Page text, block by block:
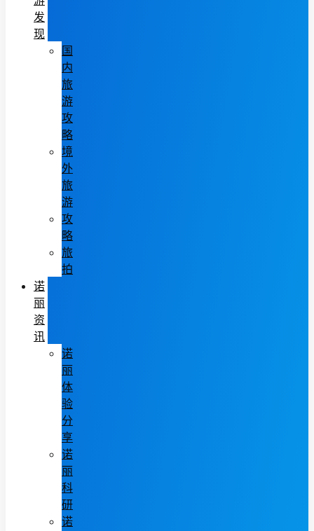
发
现
国
内
旅
游
攻
略
境
外
旅
游
攻
略
旅
拍
诺
丽
资
讯
诺
丽
体
验
分
享
诺
丽
科
研
诺